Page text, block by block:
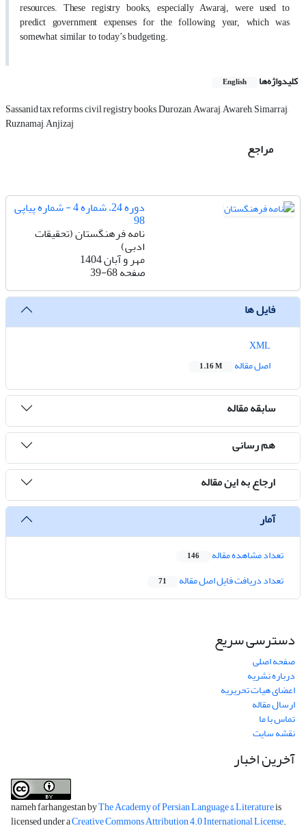
resources. These registry books, especially Awaraj, were used to
predict government expenses for the following year, which was
somewhat similar to today’s budgeting.
کلیدواژه‌ها English
Sassanid tax reforms, civil registry books, Durozan, Awaraj, Awareh, Simarraj,
Ruznamaj, Anjizaj
مراجع
دوره 24، شماره 4 - شماره پیاپی
98
نامه فرهنگستان (تحقیقات
ادبی)
مهر و آبان 1404
صفحه39-68
فایل ها
اصل مقاله
1.16 M
سابقه مقاله
هم رسانی
ارجاع به این مقاله
آمار
تعداد مشاهده مقاله 146
تعداد دریافت فایل اصل مقاله 71
دسترسی سریع
صفحه اصلی
درباره نشریه
اعضای هیات تحریریه
ارسال مقاله
تماس با ما
نقشه سایت
آخرین اخبار
nameh farhangestan byThe Academy of Persian Language & Literatureis
licensed under aCreative Commons Attribution 4.0 International License.